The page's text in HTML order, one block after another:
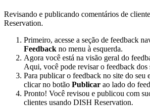
Revisando e publicando comentários de
Reservation.
Primeiro, acesse a seção de feedback
Feedback no menu à esquerda.
Agora você está na visão geral do
Aqui, você pode revisar o feedback dos
Para publicar o feedback no site do seu
clicar no botão Publicar ao lado do
Pronto! Você revisou e publicou com
clientes usando DISH Reservation.